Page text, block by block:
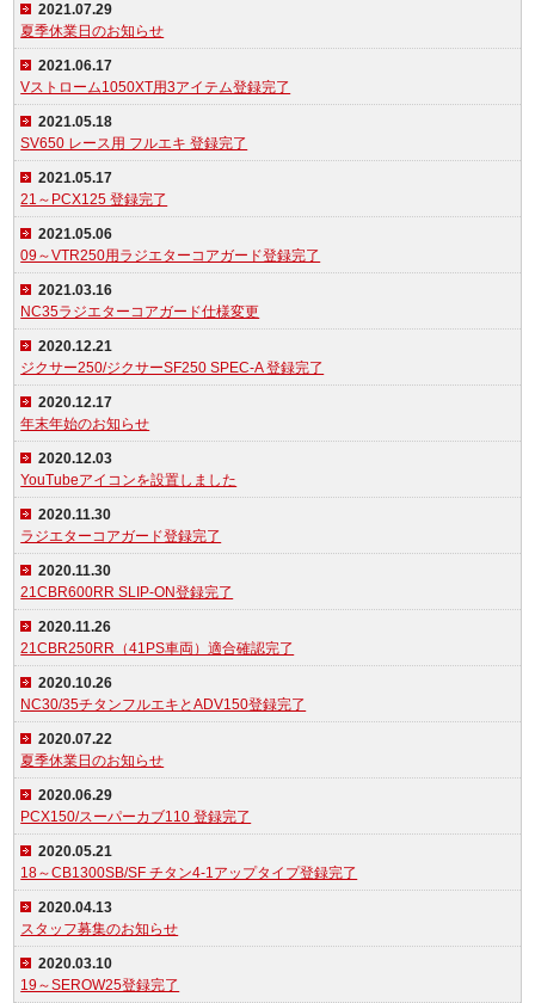
2021.07.29
夏季休業日のお知らせ
2021.06.17
Vストローム1050XT用3アイテム登録完了
2021.05.18
SV650 レース用 フルエキ 登録完了
2021.05.17
21～PCX125 登録完了
2021.05.06
09～VTR250用ラジエターコアガード登録完了
2021.03.16
NC35ラジエターコアガード仕様変更
2020.12.21
ジクサー250/ジクサーSF250 SPEC-A 登録完了
2020.12.17
年末年始のお知らせ
2020.12.03
YouTubeアイコンを設置しました
2020.11.30
ラジエターコアガード登録完了
2020.11.30
21CBR600RR SLIP-ON登録完了
2020.11.26
21CBR250RR（41PS車両）適合確認完了
2020.10.26
NC30/35チタンフルエキとADV150登録完了
2020.07.22
夏季休業日のお知らせ
2020.06.29
PCX150/スーパーカブ110 登録完了
2020.05.21
18～CB1300SB/SF チタン4-1アップタイプ登録完了
2020.04.13
スタッフ募集のお知らせ
2020.03.10
19～SEROW25登録完了